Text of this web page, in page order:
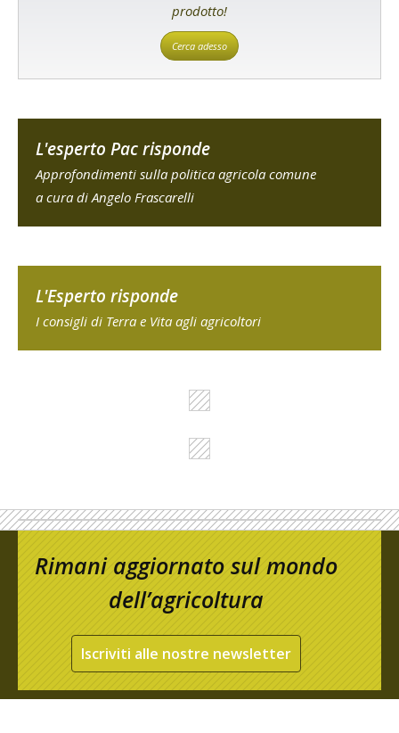
prodotto!
Cerca adesso
L'esperto Pac risponde
Approfondimenti sulla politica agricola comune
a cura di Angelo Frascarelli
L'Esperto risponde
I consigli di Terra e Vita agli agricoltori
Rimani aggiornato sul mondo
dell’agricoltura
Iscriviti alle nostre newsletter